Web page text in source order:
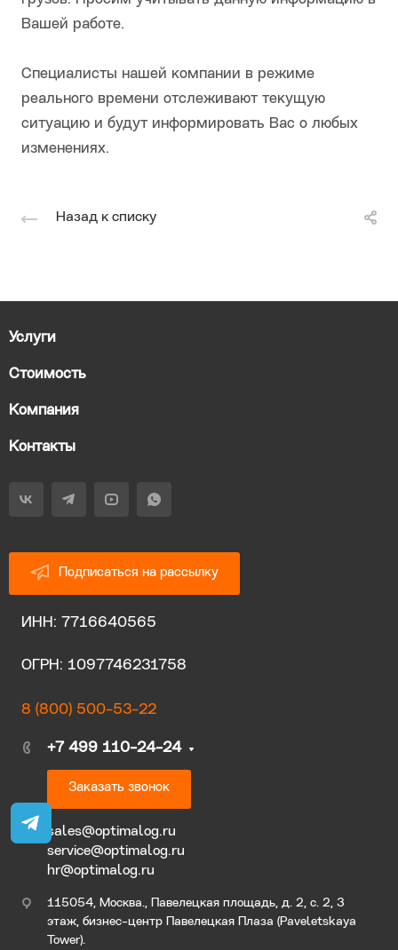
Вашей работе.
Специалисты нашей компании в режиме
реального времени отслеживают текущую
ситуацию и будут информировать Вас о любых
изменениях.
Назад к списку
Услуги
Стоимость
Компания
Контакты
Подписаться на рассылку
ИНН: 7716640565
ОГРН: 1097746231758
8 (800) 500-53-22
+7 499 110-24-24
Заказать звонок
sales@optimalog.ru
service@optimalog.ru
hr@optimalog.ru
115054, Москва., Павелецкая площадь, д. 2, с. 2, 3
этаж, бизнес-центр Павелецкая Плаза (Paveletskaya
Tower).